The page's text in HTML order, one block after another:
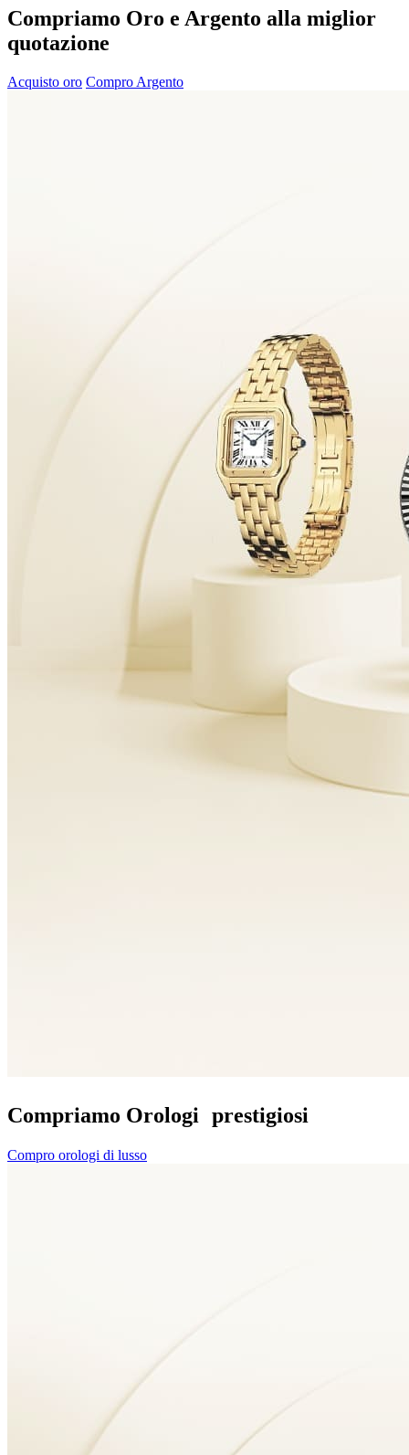
Compriamo Oro e Argento alla miglior
quotazione
Acquisto oro Compro Argento
Compriamo Orologi prestigiosi
Compro orologi di lusso